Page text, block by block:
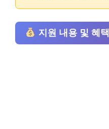
지원 내용 및 혜택